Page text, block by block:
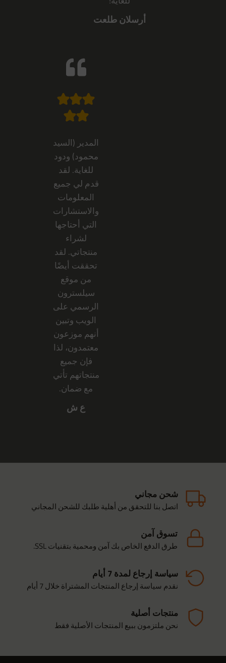
أرسلان طلعت
المدير (السيد
محمود) ودود
للغاية. لقد
قدم لي جميع
المعلومات
والاستشارات
التي أحتاجها
لشراء
منتجاتي. لقد
تحققت أيضًا
من موقع
سيلسترون
الرسمي على
الويب وتبين
أنهم موزعون
معتمدون، لذا
فإن جميع
منتجاتهم تأتي
مع ضمان.
ع ش
شحن مجاني
اتصل بنا للتحقق من أهلية طلبك للشحن المجاني
تسوق آمن
طرق الدفع الخاص بك آمن ومحمية بتقنيات SSL.
سياسة إرجاع لمدة 7 أيام
نقدم سياسة إرجاع المنتجات المشتراة خلال 7 أيام
منتجات أصلية
نحن ملتزمون ببيع المنتجات الأصلية فقط